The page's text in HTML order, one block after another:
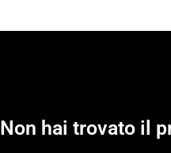
Non hai trovato il